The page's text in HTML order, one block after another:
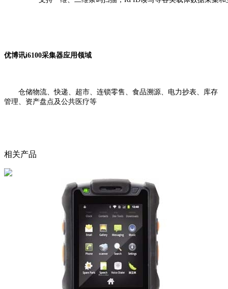
优博讯i6100采集器应用领域
仓储物流、快递、超市、连锁零售、食品溯源、电力抄表、库存
管理、资产盘点及公共医疗等
相关产品